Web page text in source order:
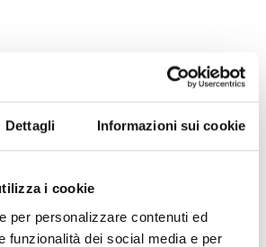
Dettagli Informazioni sui cookie
i cookie
per personalizzare contenuti ed
funzionalità dei social media e per